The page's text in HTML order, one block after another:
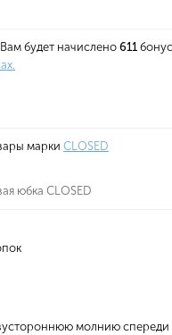
будет начислено 611
марки CLOSED
юбка CLOSED
молнию спереди